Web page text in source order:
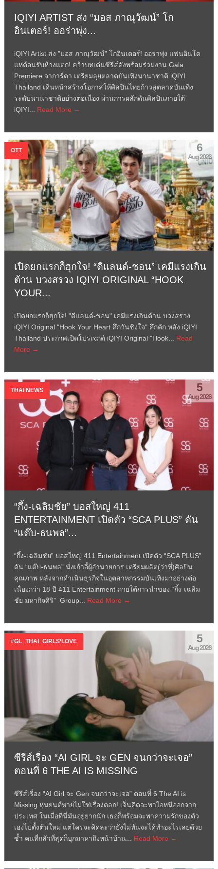
IQIYI ARTIST ส่ง “มอส ภาณุวัฒน์” โก
อินเตอร์! ออร่าพุ่ง...
iQIYI Artist ส่ง "มอส ภาณุวัฒน์" โกอินเตอร์! ออร่าพุ่ง แฟนอินโด
แห่ต้อนรับห้างแตก! คว้าบทเด่นซีรีส์ดังพร้อมร่วมงาน Gala
Premiere จาการ์ตา เตรียมลุยตลาดบันเทิงนานาชาติ iQIYI
Thailand เดินหน้าสร้างโอกาสให้ศิลปินไทยก้าวสู่ตลาดบันเทิง
ระดับนานาชาติอย่างต่อเนื่อง ผ่านการผลักดันศิลปินภายใต้
iQIYI... Read More →
OTT 6
Aug 2026
เปิดยกแรกก็ฮุกใจ! “ดีแลนด์-ชอน” เคมีแรงเกิน
ต้าน บวงสรวง IQIYI ORIGINAL “HOOK
YOUR...
เปิดยกแรกก็ฮุกใจ! "ดีแลนด์-ชอน" เคมีแรงเกินต้าน บวงสรวง
iQIYI Original "Hook Your Heart ศึกวันชิงใจ" คึกคัก หลัง iQIYI
Thailand ประกาศเปิดโปรเจกต์ iQIYI Original "Hook... Read
More →
THAI NEWS 5
Aug 2026
“กึ้ง-เฉลิมชัย” บอสใหญ่ 411
ENTERTAINMENT เปิดตัว “SCA PLUS” ดัน
“แต๊บ-ธนพล”...
“กึ้ง-เฉลิมชัย” บอสใหญ่ 411 Entertainment เปิดตัว “SCA PLUS”
ดัน “แต๊บ-ธนพล” นั่งเก้าอี้ผู้อำนวยการ เตรียมผลิต(ว่าที่)ศิลปิน
คุณภาพ หลังจากดำเนินธุรกิจในอุตสาหกรรมบันเทิงมาอย่างต่อ
เนื่องกว่า 18 ปี 411 Entertainment ภายใต้การนำของ “กึ้ง-เฉลิม
ชัย มหากิจศิริ” Group... Read More →
#GL_THAI_GIRLS’LOVE 5
Aug 2026
ซีรีส์เรื่อง “AI GIRL จะ GEN จนกว่าจะเจอ”
ตอนที่ 6 THE AI IS MISSING
ซีรีส์เรื่อง “AI Girl จะ Gen จนกว่าจะเจอ” ตอนที่ 6 The AI is
Missing หุ่นยนต์หายไม่ใช่เรื่องตลก! เจ็นคิดจะพาไอหนีออกจาก
ประเทศ ในเมื่อที่นี่มันอยู่ยากนัก เธอก็พร้อมจะพาความรักของตัว
เองไปตั้งต้นใหม่ แต่ใครจะคิดละว่ายังไม่ทันจะได้ทำอะไรเลยด้วย
ซ้ำ คนที่กลัวที่สุดก็บุกมาหาถึงหน้าบ้าน... Read More →